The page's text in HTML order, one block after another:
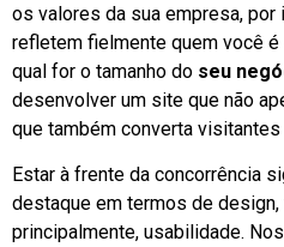
os valores da sua empresa,
refletem fielmente quem você
qual for o tamanho do seu
desenvolver um site que não
que também converta
Estar à frente da concorrência
destaque em termos de
principalmente, usabilidade.